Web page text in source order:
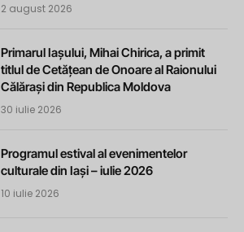
2 august 2026
Primarul Iașului, Mihai Chirica, a primit
titlul de Cetățean de Onoare al Raionului
Călărași din Republica Moldova
30 iulie 2026
Programul estival al evenimentelor
culturale din Iași – iulie 2026
10 iulie 2026